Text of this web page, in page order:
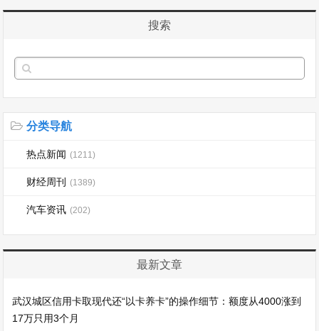
搜索
分类导航
热点新闻 (1211)
财经周刊 (1389)
汽车资讯 (202)
最新文章
武汉城区信用卡取现代还“以卡养卡”的操作细节：额度从4000涨到
17万只用3个月